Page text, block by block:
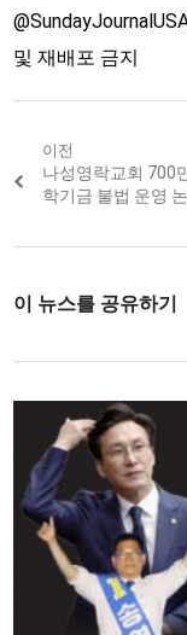
및 재배포 금지
Post
navigation
이전
Previous
post:
나성영락교회 700
학기금 불법 운영
이 뉴스를 공유하기